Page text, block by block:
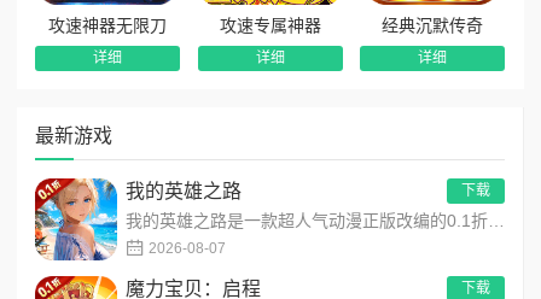
最新游戏
我的英雄之路
2026-08-07
下载
魔力宝贝：启程 下载
攻速神器无限刀
详细
攻速专属神器
详细
经典沉默传奇
详细